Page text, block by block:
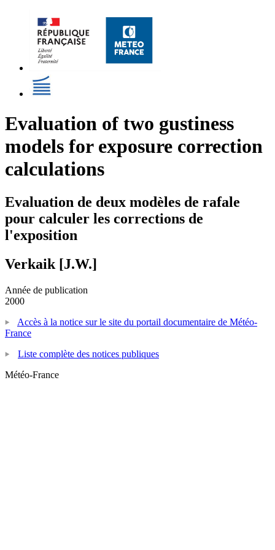
Evaluation of two gustiness
models for exposure correction
calculations
Evaluation de deux modèles de rafale
pour calculer les corrections de
l'exposition
Verkaik [J.W.]
Année de publication
2000
Accès à la notice sur le site du portail documentaire de Météo-
France
Liste complète des notices publiques
Météo-France